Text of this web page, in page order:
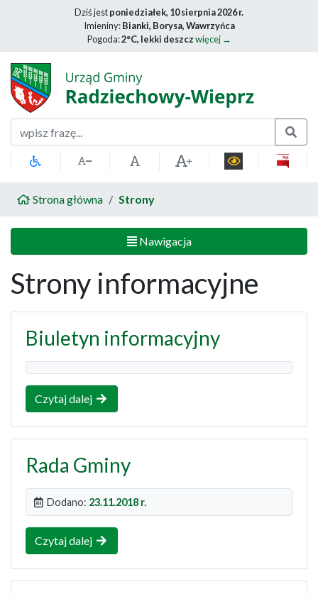
Dziś jestponiedziałek, 10 sierpnia 2026 r.
Imieniny:Bianki, Borysa, Wawrzyńca
Pogoda:2°C, lekki deszczwięcej →
Szukaj
Strona główna Strony
Nawigacja
Strony informacyjne
Biuletyn informacyjny
Czytaj dalej
Rada Gminy
Dodano: 23.11.2018 r.
Czytaj dalej